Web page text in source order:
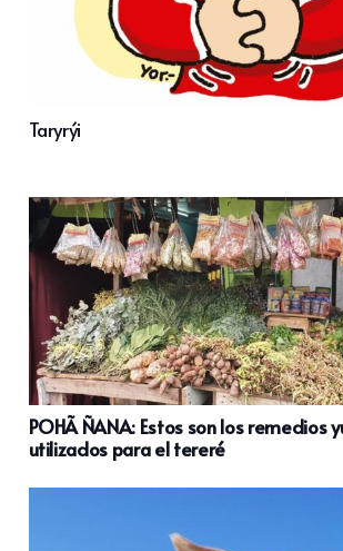
Taryrýi
POHÃ ÑANA: Estos son los remedios
utilizados para el tereré